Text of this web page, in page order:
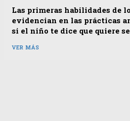
Las primeras habilidades de
evidencian en las prácticas
si el niño te dice que quiere
VER MÁS